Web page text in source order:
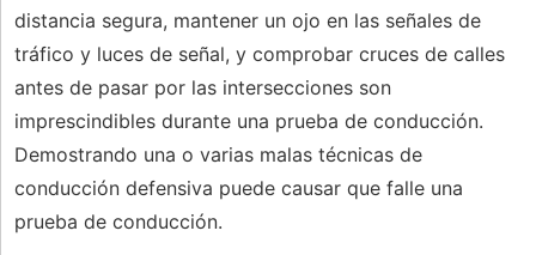
distancia segura, mantener un ojo en las señales de
tráfico y luces de señal, y comprobar cruces de calles
antes de pasar por las intersecciones son
imprescindibles durante una prueba de conducción.
Demostrando una o varias malas técnicas de
conducción defensiva puede causar que falle una
prueba de conducción.